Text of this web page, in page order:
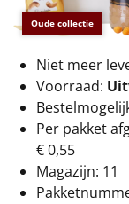
Alle
Origineel
Rituals
Luxe
Oude collectie
Niet meer
Voorraad:
Per pakket
€ 0,55
Magazijn: 11